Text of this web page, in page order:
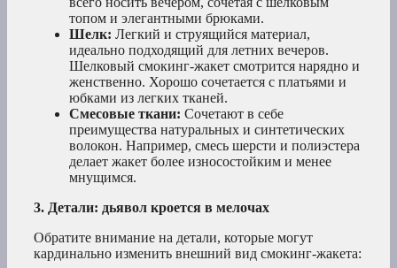
топом и элегантными брюками.
Шелк: Легкий и струящийся материал,
идеально подходящий для летних вечеров.
Шелковый смокинг-жакет смотрится нарядно и
женственно. Хорошо сочетается с платьями и
юбками из легких тканей.
Смесовые ткани: Сочетают в себе
преимущества натуральных и синтетических
волокон. Например, смесь шерсти и полиэстера
делает жакет более износостойким и менее
мнущимся.
3. Детали: дьявол кроется в мелочах
Обратите внимание на детали, которые могут
кардинально изменить внешний вид смокинг-жакета: